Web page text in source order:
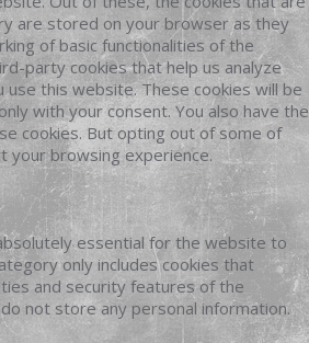
are stored on your browser as they
of basic functionalities of the
party cookies that help us analyze
use this website. These cookies will be
with your consent. You also have the
cookies. But opting out of some of
your browsing experience.
essential for the website to
only includes cookies that
and security features of the
not store any personal information.